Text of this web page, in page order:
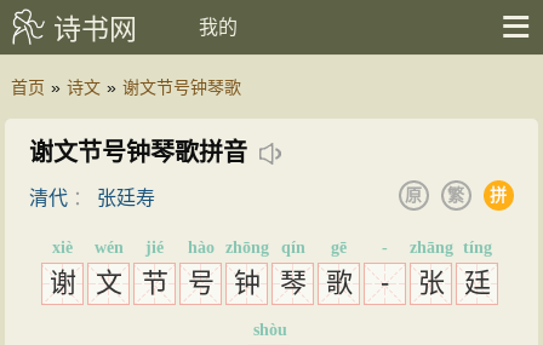
诗书网 我的
首页 » 诗文 » 谢文节号钟琴歌
谢文节号钟琴歌拼音
清代 ： 张廷寿 拼
繁
原
谢
xiè
文
wén
节
jié
号
hào
钟
zhōng
琴
qín
歌
gē
-
-
张
zhāng
廷
tíng
shòu